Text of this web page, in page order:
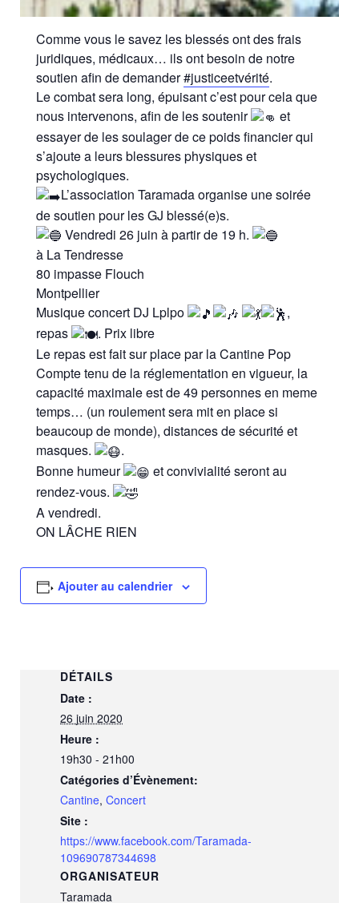
Comme vous le savez les blessés ont des frais
juridiques, médicaux… ils ont besoin de notre
soutien afin de demander#justiceetvérité.
Le combat sera long, épuisant c’est pour cela que
nous intervenons, afin de les soutenir
et
essayer de les soulager de ce poids financier qui
s’ajoute a leurs blessures physiques et
psychologiques.
L’association Taramada organise une soirée
de soutien pour les GJ blessé(e)s.
Vendredi 26 juin à partir de 19 h.
à La Tendresse
80 impasse Flouch
Montpellier
Musique concert DJ Lplpo
,
repas
. Prix libre
Le repas est fait sur place par la Cantine Pop
Compte tenu de la réglementation en vigueur, la
capacité maximale est de 49 personnes en meme
temps… (un roulement sera mit en place si
beaucoup de monde), distances de sécurité et
masques.
.
Bonne humeur
et convivialité seront au
rendez-vous.
A vendredi.
ON LÂCHE RIEN
Ajouter au calendrier
DÉTAILS
Date :
26 juin 2020
Heure :
19h30 - 21h00
Catégories d’Évènement:
Cantine, Concert
Site :
https://www.facebook.com/Taramada-
109690787344698
ORGANISATEUR
Taramada